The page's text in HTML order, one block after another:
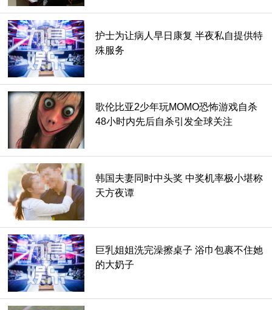
这原因也蛮常听到的，就像也听过很多安卓朋友会说ios系统
用不习惯，只能说这两大系统各有各的特色，就看大家习惯用
哪个？
原因4：没用过三星
这点蛮让人意外的，原以为在明星代言人的加持下很多年轻人
会选三星手机，想不到从这次的受访者口中听到很多人说没用
过或是只用过一次就不用，甚至也有人很老实回答不知道为什
么就是没有用三星手机这答案。
护士为让病人早日康复 半夜私自提供特
殊服务
歌伦比亚2少年玩MOMO恐怖游戏自杀
48小时内先后自杀引发全球关注
韩国夫妻同时中头奖 中奖机率极小堪称
天方夜谭
巨乳姐姐洗完澡擦桌子 浴巾包裹不住她
的大奶子